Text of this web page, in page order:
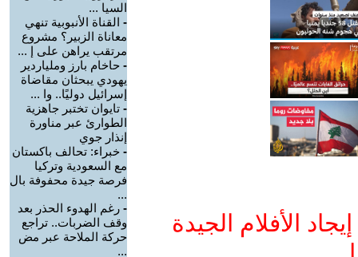
الأفلام الجيدة
السيا ...
- القناة الأنبوبية تنهي
معاناة الزبير؟ مشروع
مرتقب يراهن على إ ...
- حاخام بارز وملياردير
يهودي يبحثان مقاضاة
إسرائيل دوليًا.. وا ...
- تايوان تختبر جاهزية
الطوارئ عبر مناورة
إنذار جوي
- خبراء: تحالف باكستان
مع السعودية وتركيا
فرصة جيدة محفوفة بال
...
- رغم الهدوء الحذر بعد
وقف الضربات.. تراجع
حركة الملاحة عبر مض
...